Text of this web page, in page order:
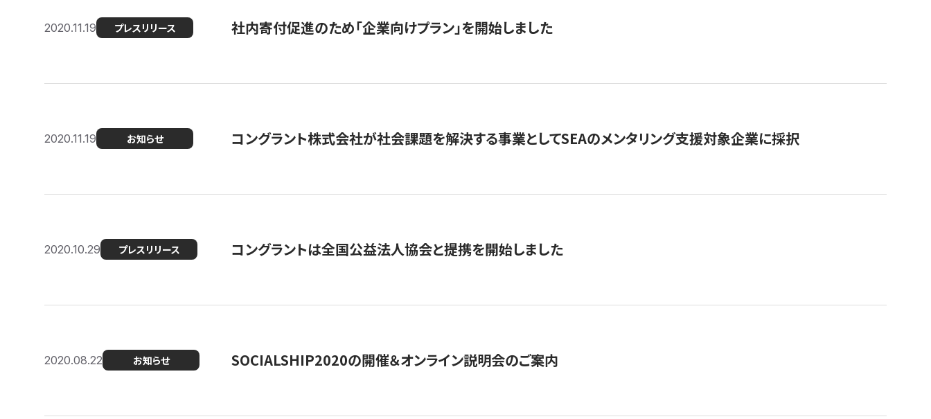
2020.11.19 プレスリリース 社内寄付促進のため「企業向けプラン」を開始しました
2020.11.19 お知らせ コングラント株式会社が社会課題を解決する事業としてSEAのメンタリング支援対象企業に採択
2020.10.29 プレスリリース コングラントは全国公益法人協会と提携を開始しました
2020.08.22 お知らせ SOCIALSHIP2020の開催＆オンライン説明会のご案内